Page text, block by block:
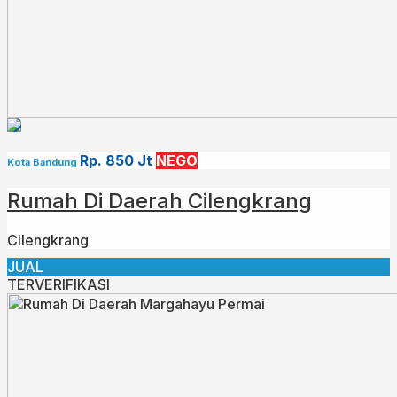
Kota Bandung Rp. 850 Jt NEGO
Rumah Di Daerah Cilengkrang
Cilengkrang
JUAL
TERVERIFIKASI